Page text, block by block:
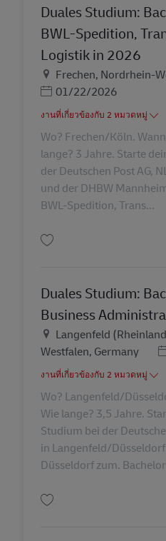
Duales Studium:
BWL-Spedition,
Logistik in 2026
สถานที่
Frechen, Nordrhein-
Posted Date
01/22/2026
งานที่เกี่ยวข้องกับ 2 หมวดหมู่
Wo? Frechen/Köln.
lange? 3 Jahre. Starte
der Deutschen Post AG,
und der DHBW
BWL-Spedition, Trans...
Duales Studium:
Business
สถานที่
Langenfeld
Westfalen, Germany
งานที่เกี่ยวข้องกับ 2 หมวดหมู่
Wo? Langenfeld/
Wie lange? 3,5 Jahre.
Studium bei der
in Langenfeld/
Düsseldorf zum.